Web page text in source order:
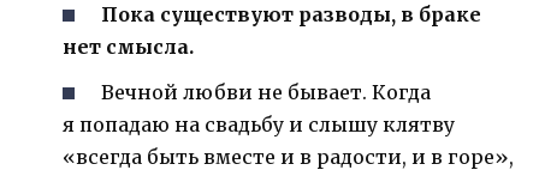
Пока существуют разводы, в браке
нет смысла.
Вечной любви не бывает. Когда
я попадаю на свадьбу и слышу клятву
«всегда быть вместе и в радости, и в горе»,